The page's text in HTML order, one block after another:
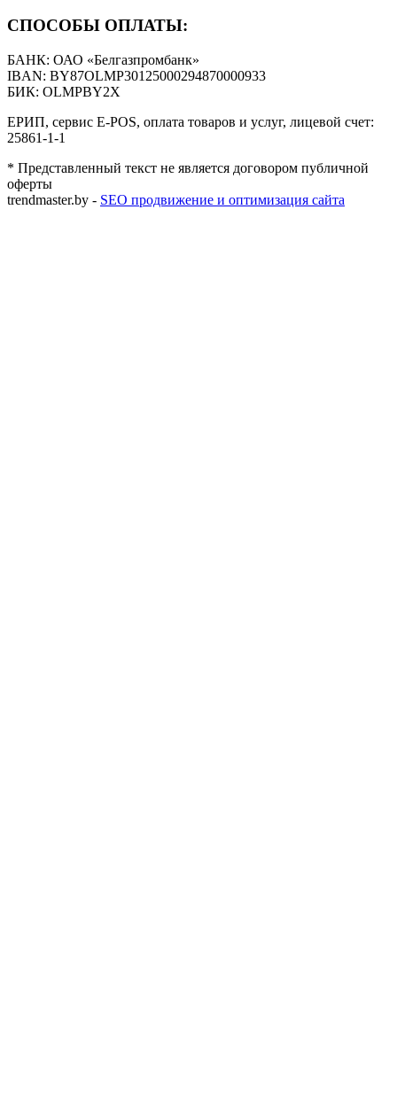
СПОСОБЫ ОПЛАТЫ:
БАНК: ОАО «Белгазпромбанк»
IBAN: BY87OLMP30125000294870000933
БИК: OLMPBY2X
ЕРИП, сервис E-POS, оплата товаров и услуг, лицевой счет:
25861-1-1
* Представленный текст не является договором публичной
оферты
trendmaster.by - SEO продвижение и оптимизация сайта